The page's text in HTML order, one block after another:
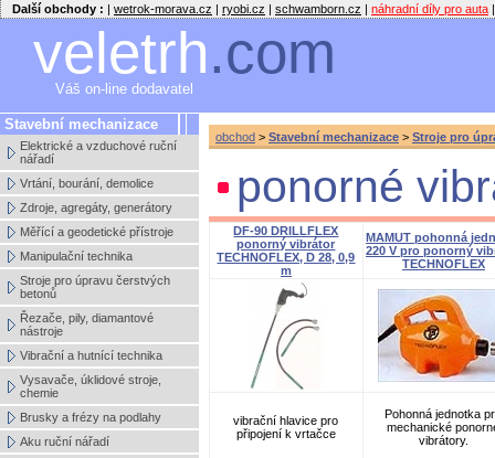
Další obchody : | wetrok-morava.cz | ryobi.cz | schwamborn.cz | náhradní díly pro auta |
veletrh.com
Váš on-line dodavatel
Stavební mechanizace
Elektrické a vzduchové ruční
nářadí
Vrtání, bourání, demolice
Zdroje, agregáty, generátory
Měřící a geodetické přístroje
Manipulační technika
Stroje pro úpravu čerstvých
betonů
Řezače, pily, diamantové
nástroje
Vibrační a hutnící technika
Vysavače, úklidové stroje,
chemie
Brusky a frézy na podlahy
Aku ruční nářadí
obchod > Stavební mechanizace > Stroje pro
ponorné
DF-90 DRILLFLEX
ponorný vibrátor
TECHNOFLEX, D 28, 0,9
m
MAMUT pohonná
220 V pro ponorný
TECHNOFLEX
vibrační hlavice pro
připojení k vrtačce
Pohonná jednotka
mechanické
vibrátory.